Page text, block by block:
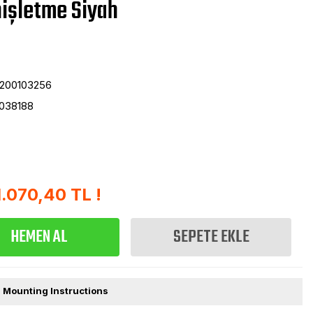
Siyah
TL !
HEMEN AL SEPETE EKLE
Mounting Instructions